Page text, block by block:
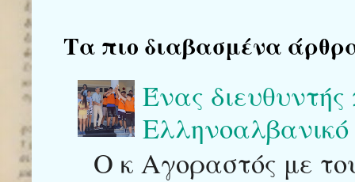
Τα πιο διαβασμένα
Ένας
Ο κ Αγοραστός με